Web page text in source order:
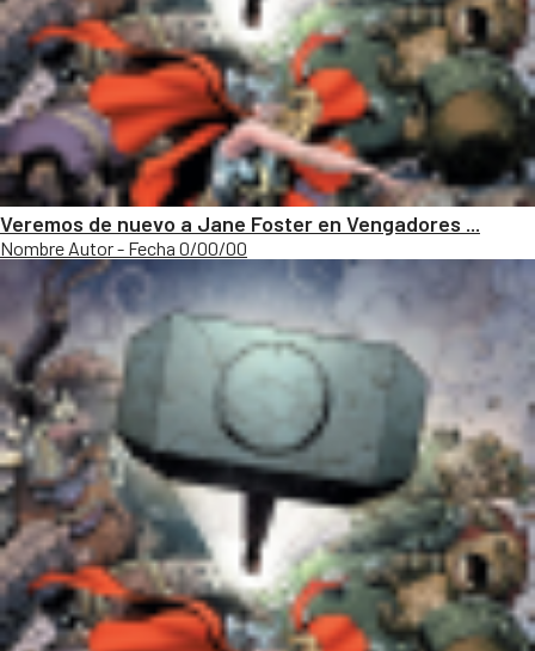
Veremos de nuevo a Jane Foster en Vengadores ...
Nombre Autor - Fecha 0/00/00